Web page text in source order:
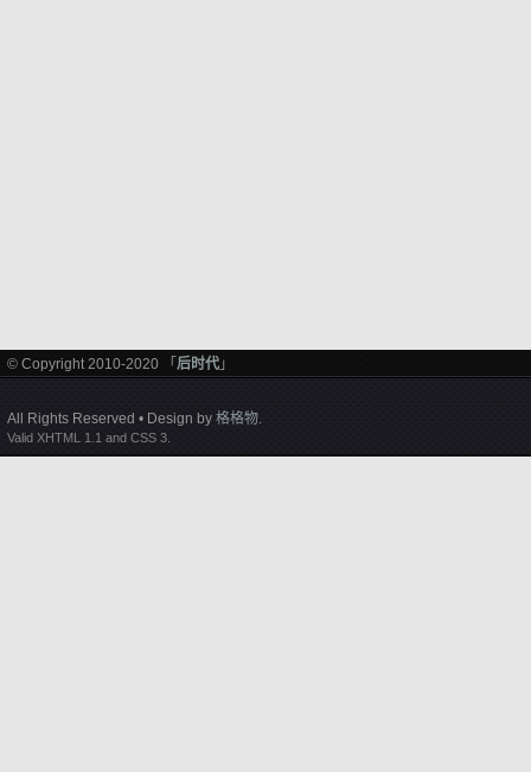
© Copyright 2010-2020 「 后时代 」
All Rights Reserved • Design by 格格物.
Valid XHTML 1.1 and CSS 3.